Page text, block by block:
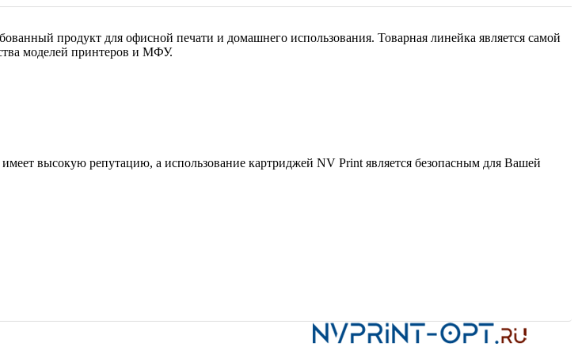
продукт для офисной печати и домашнего использования. Товарная линейка является самой
моделей принтеров и МФУ.
высокую репутацию, а использование картриджей NV Print является безопасным для Вашей